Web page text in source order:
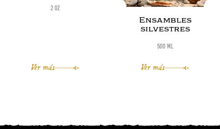
2 oz
Ver más
Ensambles
silvestres
500 ml
Ver más